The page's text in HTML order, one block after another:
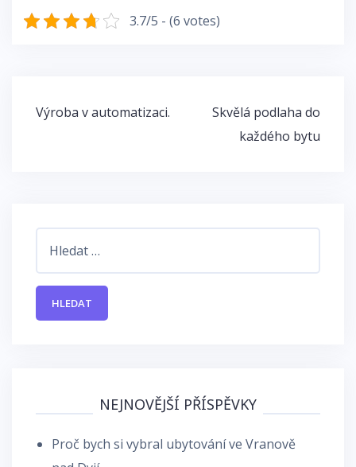
3.7/5 - (6 votes)
Navigace
Výroba v automatizaci.
Skvělá podlaha do
každého bytu
NEJNOVĚJŠÍ PŘÍSPĚVKY
Proč bych si vybral ubytování ve Vranově